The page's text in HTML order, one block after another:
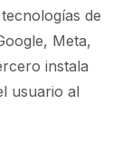
de
Meta,
instala
usuario al